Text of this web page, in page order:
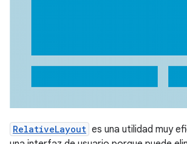
RelativeLayout es una utilidad muy